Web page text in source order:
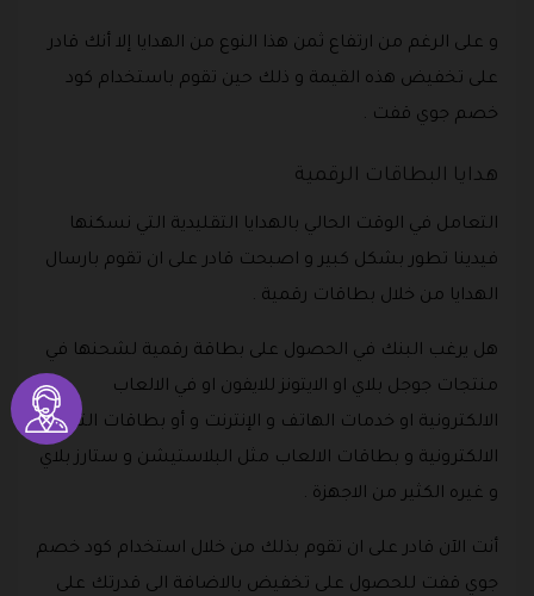
و على الرغم من ارتفاع ثمن هذا النوع من الهدايا إلا أنك قادر
على تخفيض هذه القيمة و ذلك حين تقوم باستخدام كود
خصم جوي قفت .
هدايا البطاقات الرقمية
التعامل في الوقت الحالي بالهدايا التقليدية التي نسكنها
فيدينا تطور بشكل كبير و اصبحت قادر على ان تقوم بارسال
الهدايا من خلال بطاقات رقمية .
هل يرغب البنك في الحصول على بطاقة رقمية لشحنها في
منتجات جوجل بلاي او الايتونز للايفون او في الالعاب
الالكترونية او خدمات الهاتف و الإنترنت و أو بطاقات التسوق
الالكترونية و بطاقات الالعاب مثل البلاستيشن و ستارز بلاي
و غيره الكثير من الاجهزة .
أنت الآن قادر على ان تقوم بذلك من خلال استخدام كود خصم
جوي قفت للحصول على تخفيض بالاضافة الى قدرتك على